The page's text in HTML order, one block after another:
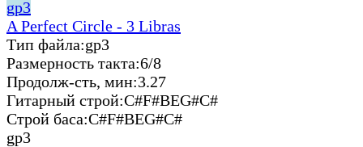
gp3
A Perfect Circle - 3 Libras
Тип файла:gp3
Размерность такта:6/8
Продолж-сть, мин:3.27
Гитарный строй:C#F#BEG#C#
Строй баса:C#F#BEG#C#
gp3